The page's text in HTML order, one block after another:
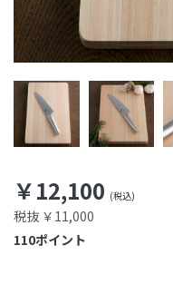
￥12,100
税抜 ￥11,000
ポイント
110